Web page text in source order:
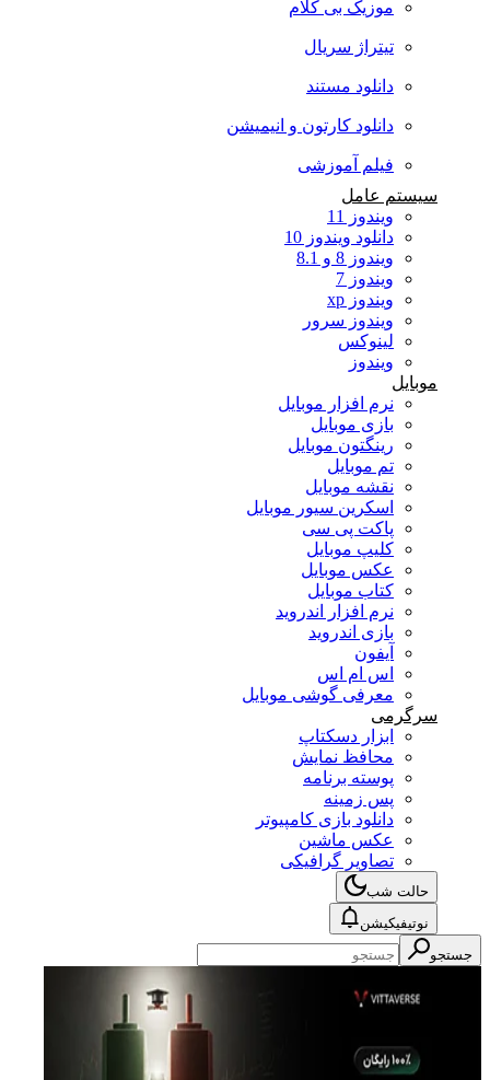
موزیک بی کلام
تیتراژ سریال
دانلود مستند
دانلود کارتون و انیمیشن
فیلم آموزشی
سیستم عامل
ویندوز 11
دانلود ویندوز 10
ویندوز 8 و 8.1
ویندوز 7
ویندوز xp
ویندوز سرور
لینوکس
ویندوز
موبایل
نرم افزار موبایل
بازی موبایل
رینگتون موبایل
تم موبایل
نقشه موبایل
اسکرین سیور موبایل
پاکت پی سی
کلیپ موبایل
عکس موبایل
کتاب موبایل
نرم افزار اندروید
بازی اندروید
آیفون
اس ام اس
معرفی گوشی موبایل
سرگرمی
ابزار دسکتاپ
محافظ نمایش
پوسته برنامه
پس زمینه
دانلود بازی کامپیوتر
عکس ماشین
تصاویر گرافیکی
حالت شب
نوتیفیکیشن
جستجو